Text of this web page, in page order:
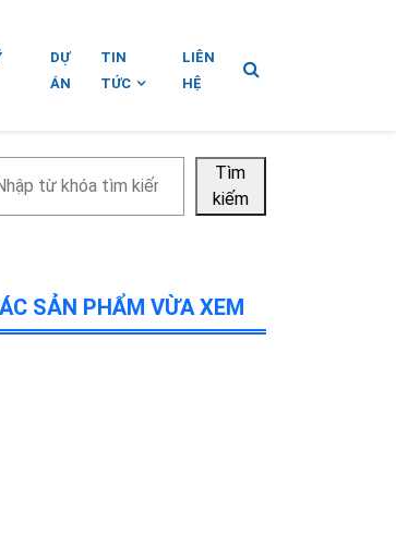
DỰ
ÁN
TIN
TỨC
LIÊN
HỆ
Tìm
kiếm
SẢN PHẨM VỪA XEM